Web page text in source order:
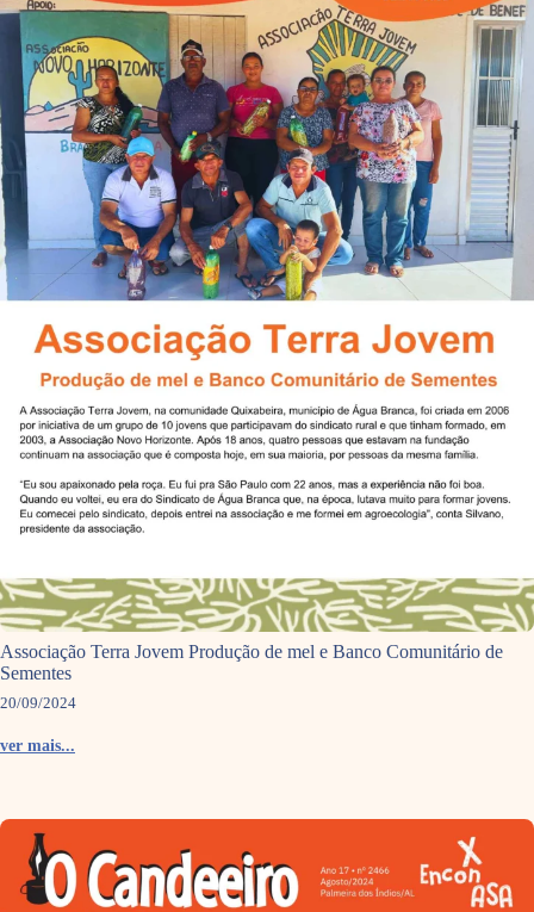
Associação Terra Jovem Produção de mel e Banco Comunitário de
Sementes
20/09/2024
ver mais...